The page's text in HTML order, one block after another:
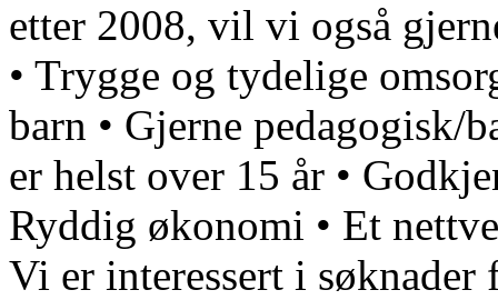
etter 2008, vil vi også
• Trygge og tydelige
barn • Gjerne pedagogisk/
er helst over 15 år •
Ryddig økonomi • Et
Vi er interessert i søknader